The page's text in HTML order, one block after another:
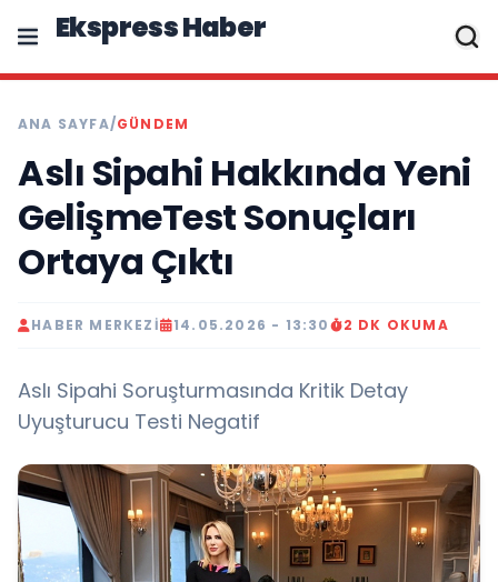
Ekspress Haber
ANA SAYFA/GÜNDEM
Aslı Sipahi Hakkında Yeni
GelişmeTest Sonuçları
Ortaya Çıktı
HABER MERKEZI 14.05.2026 - 13:30 2 DK OKUMA
Aslı Sipahi Soruşturmasında Kritik Detay
Uyuşturucu Testi Negatif